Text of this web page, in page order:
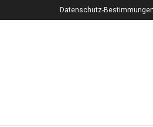
Datenschutz-Bestimmungen